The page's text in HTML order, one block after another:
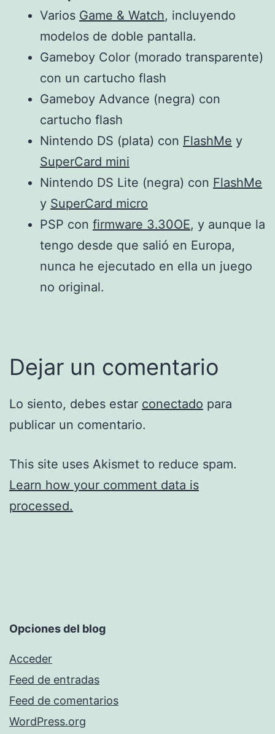
Varios Game & Watch, incluyendo
modelos de doble pantalla.
Gameboy Color (morado transparente)
con un cartucho flash
Gameboy Advance (negra) con
cartucho flash
Nintendo DS (plata) con FlashMe y
SuperCard mini
Nintendo DS Lite (negra) con FlashMe
y SuperCard micro
PSP con firmware 3.30OE, y aunque la
tengo desde que salió en Europa,
nunca he ejecutado en ella un juego
no original.
Dejar un comentario
Lo siento, debes estar conectado para
publicar un comentario.
This site uses Akismet to reduce spam.
Learn how your comment data is
processed.
Opciones del blog
Acceder
Feed de entradas
Feed de comentarios
WordPress.org